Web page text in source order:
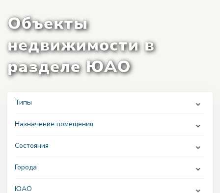
Объекты
недвижимости в
разделе ЮАО
Типы
Назначение помещения
Состояния
Города
ЮАО